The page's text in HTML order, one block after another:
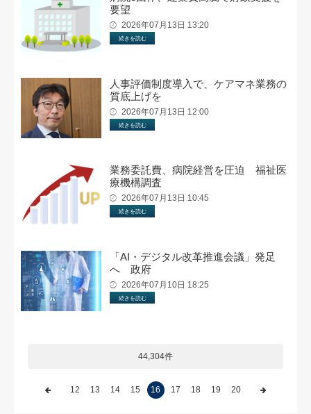
要望
2026年07月13日 13:20
続きを読む
人事評価制度導入で、ケアマネ業務の
質底上げを
2026年07月13日 12:00
続きを読む
業務委託費、病院経営を圧迫 福祉医
療機構調査
2026年07月13日 10:45
続きを読む
「AI・デジタル改革推進会議」発足
へ 政府
2026年07月10日 18:25
続きを読む
44,304件
12 13 14 15 16 17 18 19 20